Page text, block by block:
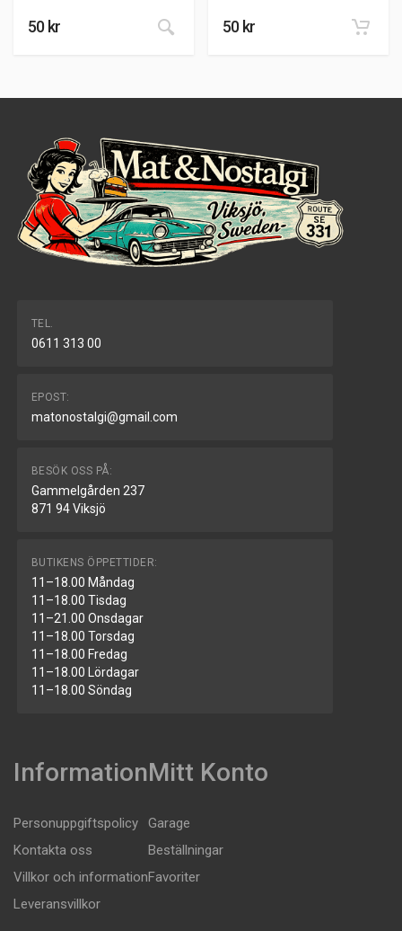
50 kr 50 kr
TEL.
0611 313 00
EPOST:
matonostalgi@gmail.com
BESÖK OSS PÅ:
Gammelgården 237
871 94 Viksjö
BUTIKENS ÖPPETTIDER:
11–18.00 Måndag
11–18.00 Tisdag
11–21.00 Onsdagar
11–18.00 Torsdag
11–18.00 Fredag
11–18.00 Lördagar
11–18.00 Söndag
Information
Personuppgiftspolicy
Kontakta oss
Villkor och information
Leveransvillkor
Mitt Konto
Garage
Beställningar
Favoriter